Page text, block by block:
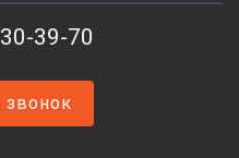
39-70
звонок